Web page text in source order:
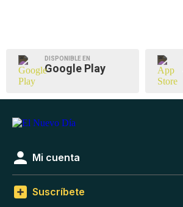
DISPONIBLE EN
Google Play
Mi cuenta
Suscríbete